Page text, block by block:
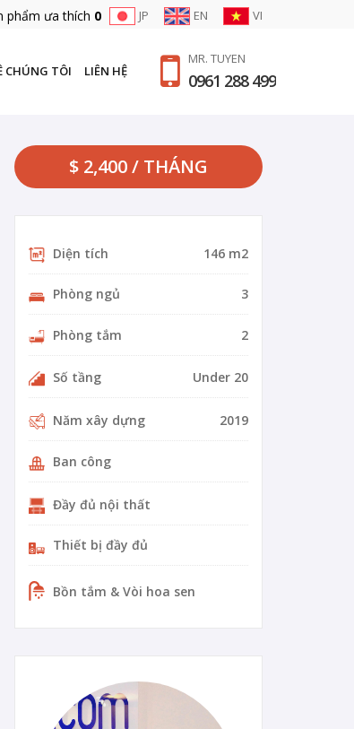
phẩm ưa thích 0 JP EN VI
MR. TUYEN
0961 288 499
CHÚNG TÔI LIÊN HỆ
$ 2,400 / THÁNG
Diện tích 146 m2
Phòng ngủ 3
Phòng tắm 2
Số tầng Under 20
Năm xây dựng 2019
Ban công
Đầy đủ nội thất
Thiết bị đầy đủ
Bồn tắm & Vòi hoa sen